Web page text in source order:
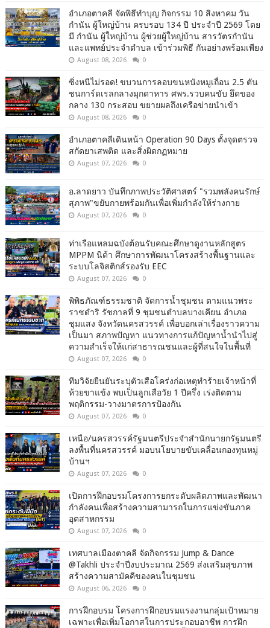
อำเภอตาคลี จัดพิธีทำบุญ กิจกรรม 10 สิงหาคม วัน
กำนัน ผู้ใหญ่บ้าน ครบรอบ 134 ปี ประจำปี 2569 โดย
มี กำนัน ผู้ใหญ่บ้าน ผู้ช่วยผู้ใหญ่บ้าน สารวัตรกำนัน
และแพทย์ประจำตำบล เข้าร่วมพิธี กันอย่างพร้อมเพียง
August 08, 2026 0
ซิ่งหนีไม่รอด! ขบวนการลอบขนหนังหมูเถื่อน 2.5 ตัน
ชนการ์ดเรลกลางมุกดาหาร ศพร.รวบคนขับ ยึดของ
กลาง 130 กระสอบ ขยายผลถึงเครือข่ายนำเข้า
August 08, 2026 0
อำเภอตาคลีเดินหน้า Operation 90 Days ตั้งจุดตรวจ
สกัดยาเสพติด และสิ่งผิดกฏหมาย
August 07, 2026 0
อ.ลาดยาว บันทึกภาพประวัติศาสตร์ "รวมพลังคนรักษ์
สุภาพ"ขยับกายพร้อมกันเพื่อเพิ่มกำลังให้ร่างกาย
August 07, 2026 0
ท่าเรือแหลมฉบังต้อนรับคณะศึกษาดูงานหลักสูตร
MPPM นิด้า ศึกษาการพัฒนาโครงสร้างพื้นฐานและ
ระบบโลจิสติกส์รองรับ EEC
August 07, 2026 0
พิพิธภัณฑ์ธรรมชาติ จัดการน้ำชุมชน ตามแนวพระ
ราชดำริ รัชกาลที่ 9 ชุมชนตำบลบางเคียน อำเภอ
ชุมแสง จังหวัดนครสวรรค์ เพื่อบอกเล่าเรื่องราวความ
เป็นมา สภาพปัญหา แนวทางการแก้ปัญหาน้ำนำไปสู่
ความสำเร็จให้แก่สาธารณชนและผู้ที่สนใจในพื้นที่
August 07, 2026 0
ทีมวิจัยยืนยันระบุตัวเสือโคร่งก่อเหตุทำร้ายเจ้าหน้าที่
ห้วยขาแข้ง พบเป็นลูกเสือวัย 1 ปีครึ่ง เร่งติดตาม
พฤติกรรม-วางมาตรการป้องกัน
August 07, 2026 0
เหนือ/นครสวรรค์รัฐมนตรีประจำสำนักนายกรัฐมนตรี
ลงพื้นที่นครสวรรค์ มอบนโยบายขับเคลื่อนกองทุนหมู่
บ้านฯ
August 07, 2026 0
เปิดการฝึกอบรมโครงการยกระดับผลิตภาพและพัฒนา
กำลังคนเพื่อสร้างความสามารถในการแข่งขันภาค
อุตสาหกรรม
August 07, 2026 0
เทศบาลเมืองตาคลี จัดกิจกรรม Jump & Dance
@Takhli ประจำปีงบประมาณ 2569 ส่งเสริมสุขภาพ
สร้างความสามัคคีของคนในชุมชน
August 06, 2026 0
การฝึกอบรม โครงการฝึกอบรมแรงงานกลุ่มเป้าหมาย
เฉพาะเพื่อเพิ่มโอกาสในการประกอบอาชีพ การฝึก